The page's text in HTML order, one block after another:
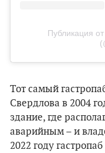
Публикация
Тот самый
Свердлова в 2004
здание, где
аварийным – и
2022 году